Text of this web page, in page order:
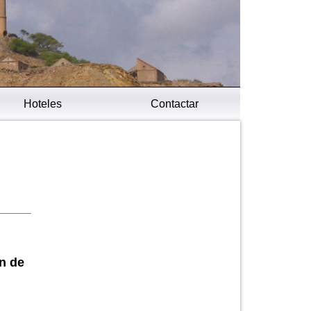
Hoteles Contactar
de